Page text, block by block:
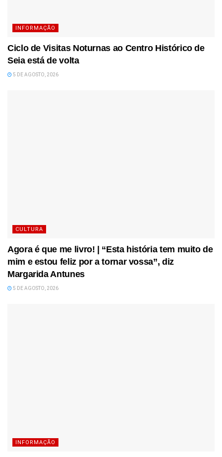
INFORMAÇÃO
Ciclo de Visitas Noturnas ao Centro Histórico de
Seia está de volta
5 DE AGOSTO, 2026
CULTURA
Agora é que me livro! | “Esta história tem muito de
mim e estou feliz por a tornar vossa”, diz
Margarida Antunes
5 DE AGOSTO, 2026
INFORMAÇÃO